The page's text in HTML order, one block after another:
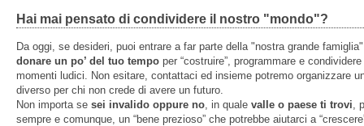
Hai mai pensato di condividere il nostro "mondo"?
Da oggi, se desideri, puoi entrare a far parte della "nostra grande
donare un po’ del tuo tempo per “costruire”, programmare e
momenti ludici. Non esitare, contattaci ed insieme potremo organizzare
diverso per chi non crede di avere un futuro.
Non importa se sei invalido oppure no , in quale valle o paese ti trovi ,
sempre e comunque, un “bene prezioso” che potrebbe aiutarci a